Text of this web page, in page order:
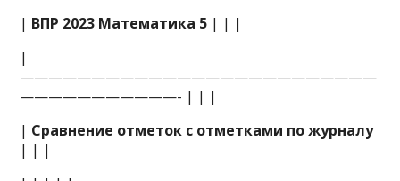
| ВПР 2023 Математика 5 | | |
|
—————————————————————————
———————————- | | |
| Сравнение отметок с отметками по журналу
| | |